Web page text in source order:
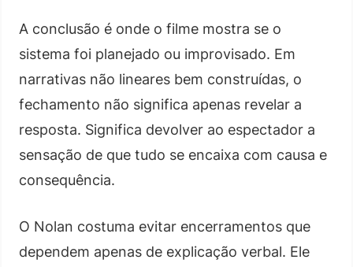
A conclusão é onde o filme mostra se o
sistema foi planejado ou improvisado. Em
narrativas não lineares bem construídas, o
fechamento não significa apenas revelar a
resposta. Significa devolver ao espectador a
sensação de que tudo se encaixa com causa e
consequência.
O Nolan costuma evitar encerramentos que
dependem apenas de explicação verbal. Ele